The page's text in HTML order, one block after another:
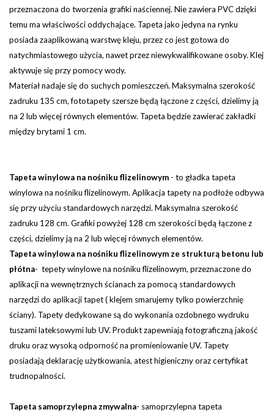
przeznaczona do tworzenia grafiki naściennej. Nie zawiera PVC dzięki
temu ma właściwości oddychające. Tapeta jako jedyna na rynku
posiada zaaplikowaną warstwę kleju, przez co jest gotowa do
natychmiastowego użycia, nawet przez niewykwalifikowane osoby. Klej
aktywuje się przy pomocy wody.
Materiał nadaje się do suchych pomieszczeń. Maksymalna szerokość
zadruku 135 cm, fototapety szersze będą łączone z części, dzielimy ją
na 2 lub więcej równych elementów. Tapeta będzie zawierać zakładki
między brytami 1 cm.
Tapeta winylowa na nośniku flizelinowym - to gładka tapeta
winylowa na nośniku flizelinowym. Aplikacja tapety na podłoże odbywa
się przy użyciu standardowych narzędzi.Maksymalna szerokość
zadruku 128 cm. Grafiki powyżej 128 cm szerokości będą łączone z
części, dzielimy ją na 2 lub więcej równych elementów.
Tapeta winylowa na nośniku flizelinowym ze strukturą betonu lub
płótna- tepety winylowe na nośniku flizelinowym, przeznaczone do
aplikacji na wewnętrznych ścianach za pomocą standardowych
narzędzi do aplikacji tapet ( klejem smarujemy tylko powierzchnię
ściany). Tapety dedykowane są do wykonania ozdobnego wydruku
tuszami lateksowymi lub UV. Produkt zapewniają fotograficzną jakość
druku oraz wysoką odporność na promieniowanie UV. Tapety
posiadają deklarację użytkowania, atest higieniczny oraz certyfikat
trudnopalności.
Tapeta samoprzylepna zmywalna- samoprzylepna tapeta